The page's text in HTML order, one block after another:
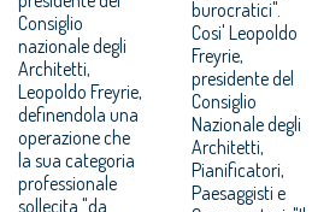
Consiglio
nazionale degli
Architetti,
Leopoldo Freyrie,
definendola una
operazione che
la sua categoria
professionale
sollecita "da
burocratici".
Cosi' Leopoldo
Freyrie,
presidente del
Consiglio
Nazionale degli
Architetti,
Pianificatori,
Paesaggisti e